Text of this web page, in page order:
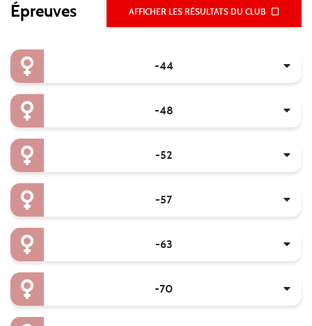
Épreuves AFFICHER LES RÉSULTATS DU CLUB
-44
-48
-52
-57
-63
-70